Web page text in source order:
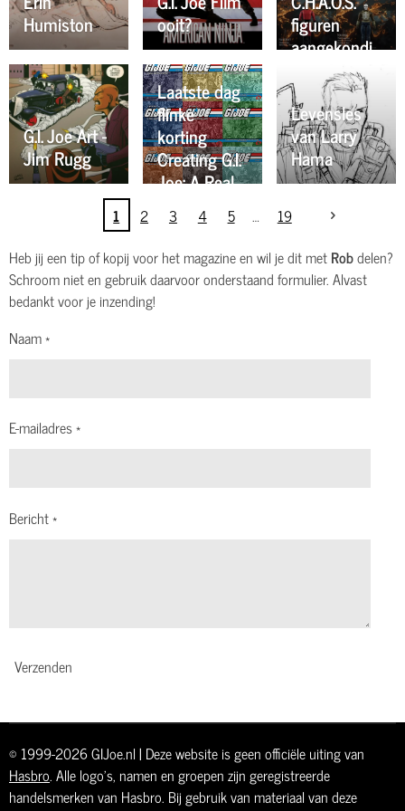
Humiston ooit? figuren
aangekondi
gd! 🔥🔥🔥
G.I. Joe Art -
Jim Rugg
Laatste dag
flinke
korting
Creating G.I.
Joe: A Real
American
Hero
boeken! 🔥
🔥🔥
Levensles
van Larry
Hama
1 2 3 4 5
19
Heb jij een tip of kopij voor het magazine en wil je dit metRobdelen?
Schroom niet en gebruik daarvoor onderstaand formulier. Alvast
bedankt voor je inzending!
Naam *
E-mailadres *
Bericht *
Verzenden
© 1999-2026 GIJoe.nl | Deze website is geen officiële uiting van
Hasbro. Alle logo's, namen en groepen zijn geregistreerde
handelsmerken van Hasbro. Bij gebruik van materiaal van deze